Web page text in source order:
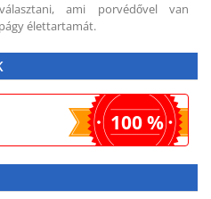
ami porvédővel van
élettartamát.
100 %